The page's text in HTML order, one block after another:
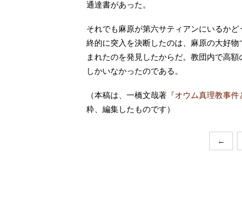
通達書があった。
それでも麻原が第六サティアンにいるか
終的に突入を決断したのは、麻原の大好
まれたのを発見したからだ。教団内で高
しかいなかったのである。
（本稿は、一橋文哉著 『オウム真理教事
粋、編集したものです）
←